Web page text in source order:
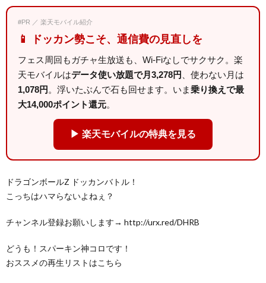
#PR ／ 楽天モバイル紹介
📱 ドッカン勢こそ、通信費の見直しを
フェス周回もガチャ生放送も、Wi-Fiなしでサクサク。楽
天モバイルはデータ使い放題で月3,278円
、使わない月は
1,078円 。浮いたぶんで石も回せます。いま乗り換えで最
大14,000ポイント還元。
▶ 楽天モバイルの特典を見る
ドラゴンボールZ ドッカンバトル！
こっちはハマらないよねぇ？
チャンネル登録お願いします→ http://urx.red/DHRB
どうも！スパーキン神コロです！
おススメの再生リストはこちら